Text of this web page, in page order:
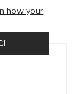
how your